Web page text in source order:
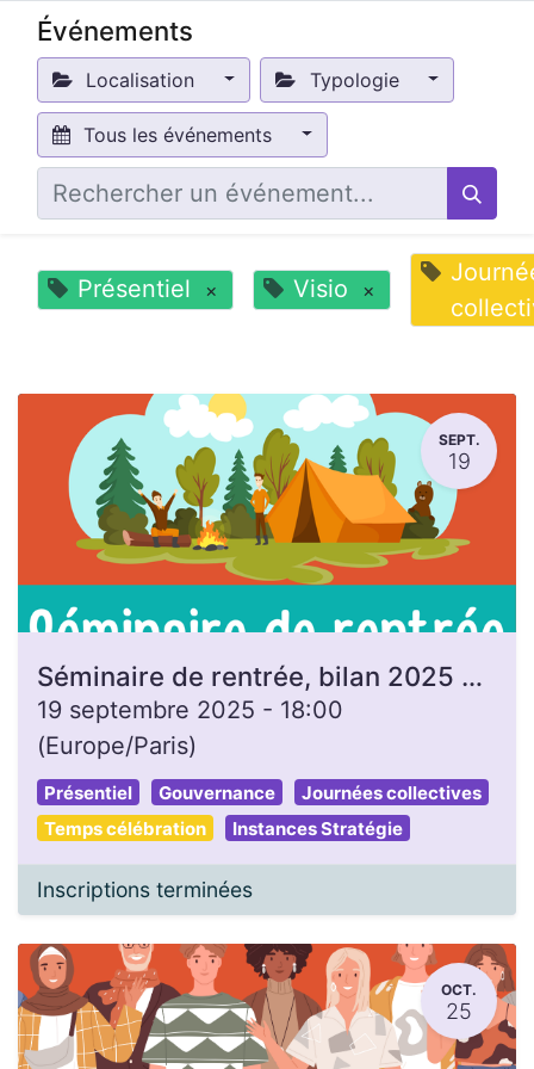
Événements
Localisation Typologie
Tous les événements
Présentiel × Visio ×
SEPT.
19
Séminaire de rentrée, bilan 2025 et prépa 2026
19 septembre 2025 - 18:00
(Europe/Paris)
Présentiel Gouvernance
Journées collectives
Temps célébration
Instances Stratégie
Inscriptions terminées
OCT.
25